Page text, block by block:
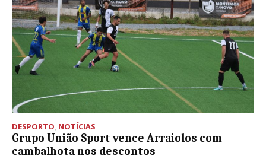
DESPORTO, NOTÍCIAS
Grupo União Sport vence Arraiolos com
cambalhota nos descontos